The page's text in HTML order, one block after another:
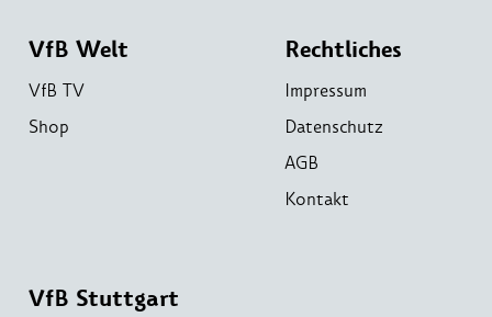
VfB Welt
VfB TV
Shop
Rechtliches
Impressum
Datenschutz
AGB
Kontakt
VfB Stuttgart